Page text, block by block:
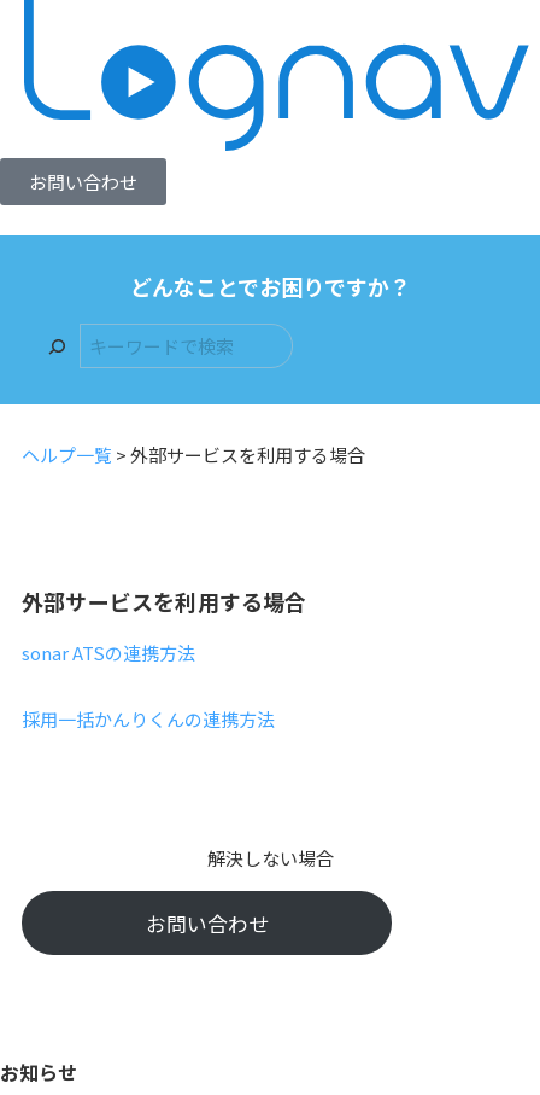
お問い合わせ
どんなことでお困りですか？
ヘルプ一覧 >外部サービスを利用する場合
外部サービスを利用する場合
sonar ATSの連携方法
採用一括かんりくんの連携方法
解決しない場合
お問い合わせ
お知らせ